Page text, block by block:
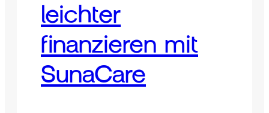
leichter
finanzieren mit
SunaCare